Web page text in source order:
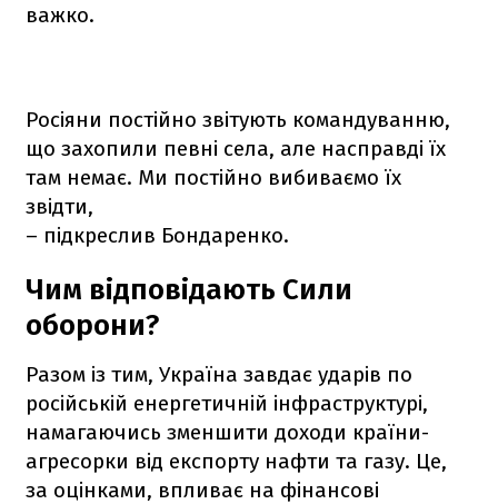
важко.
Росіяни постійно звітують командуванню,
що захопили певні села, але насправді їх
там немає. Ми постійно вибиваємо їх
звідти,
– підкреслив Бондаренко.
Чим відповідають Сили
оборони?
Разом із тим, Україна завдає ударів по
російській енергетичній інфраструктурі,
намагаючись зменшити доходи країни-
агресорки від експорту нафти та газу. Це,
за оцінками, впливає на фінансові